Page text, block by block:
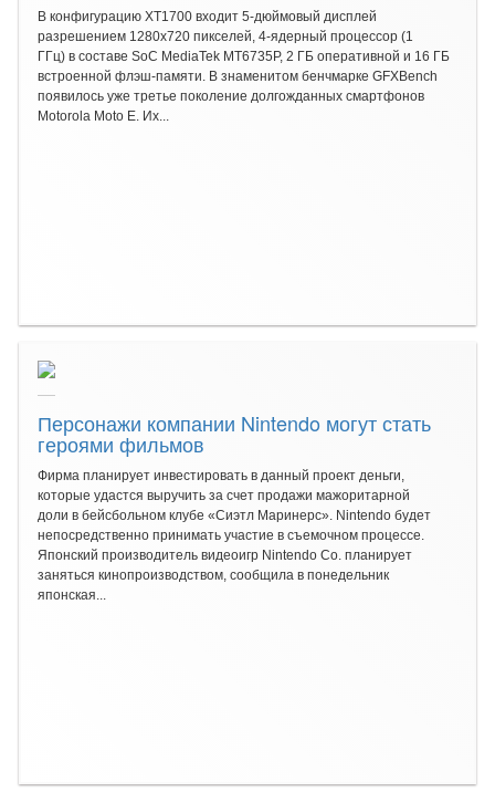
В конфигурацию XT1700 входит 5-дюймовый дисплей
разрешением 1280х720 пикселей, 4-ядерный процессор (1
ГГц) в составе SoC MediaTek MT6735P, 2 ГБ оперативной и 16 ГБ
встроенной флэш-памяти. В знаменитом бенчмарке GFXBench
появилось уже третье поколение долгожданных смартфонов
Motorola Moto E. Их...
Персонажи компании Nintendo могут стать
героями фильмов
Фирма планирует инвестировать в данный проект деньги,
которые удастся выручить за счет продажи мажоритарной
доли в бейсбольном клубе «Сиэтл Маринерс». Nintendo будет
непосредственно принимать участие в съемочном процессе.
Японский производитель видеоигр Nintendo Co. планирует
заняться кинопроизводством, сообщила в понедельник
японская...